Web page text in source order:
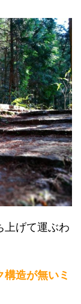
上げて運ぶわ
造が無いミ